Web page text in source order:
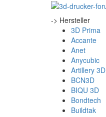
-> Hersteller
3D Prima
Accante
Anet
Anycubic
Artillery 3D
BCN3D
BIQU 3D
Bondtech
Buildtak